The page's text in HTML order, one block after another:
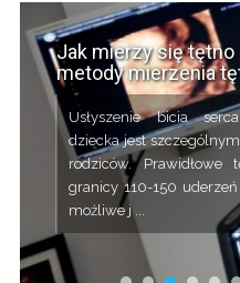
Jak mierzy się tętno
metody mierzenia
Usłyszenie bicia
dziecka jest
rodziców.
granicy 110-150
możliwe j ...